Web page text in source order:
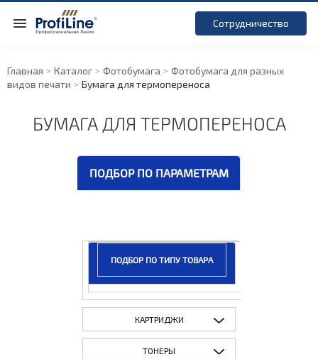
Сотрудничество
Главная Каталог Фотобумага
Фотобумага для разных
видов печати
Бумага для термопереноса
БУМАГА ДЛЯ ТЕРМОПЕРЕНОСА
ПОДБОР ПО ПАРАМЕТРАМ
ПОДБОР ПО ТИПУ ТОВАРА
КАРТРИДЖИ
ТОНЕРЫ